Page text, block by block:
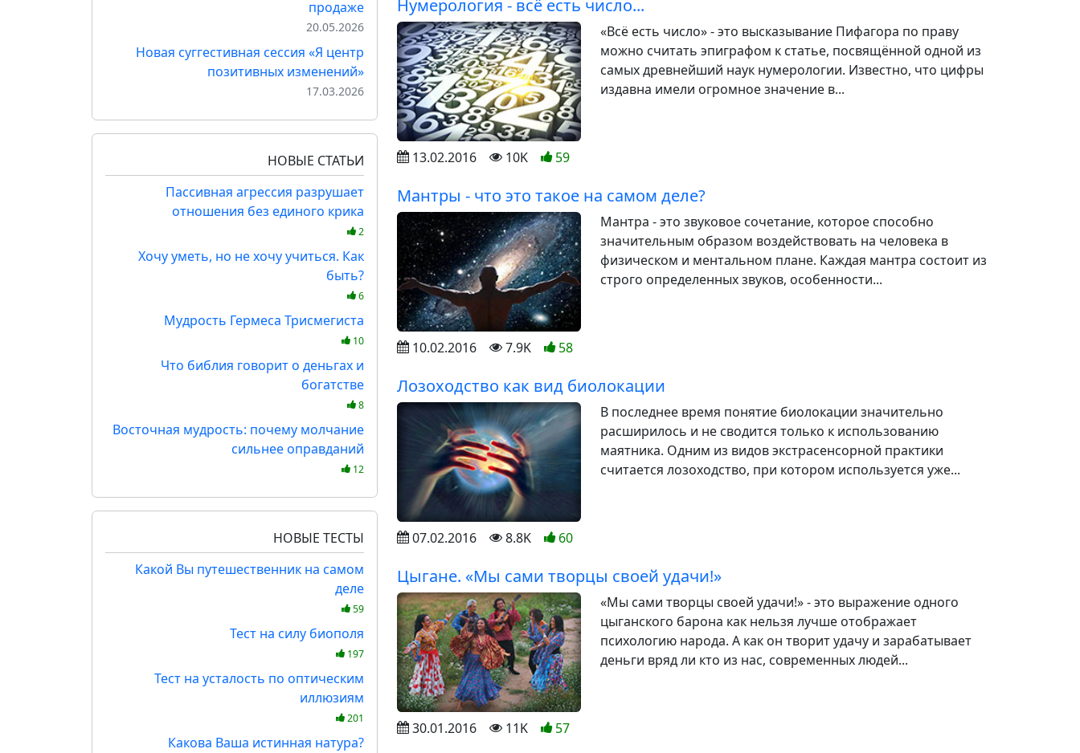
продаже
20.05.2026
Новая суггестивная сессия «Я центр
позитивных изменений»
17.03.2026
НОВЫЕ СТАТЬИ
Пассивная агрессия разрушает
отношения без единого крика
2
Хочу уметь, но не хочу учиться. Как
быть?
6
Мудрость Гермеса Трисмегиста
10
Что библия говорит о деньгах и
богатстве
8
Восточная мудрость: почему молчание
сильнее оправданий
12
НОВЫЕ ТЕСТЫ
Какой Вы путешественник на самом
деле
59
Тест на силу биополя
197
Тест на усталость по оптическим
иллюзиям
201
Какова Ваша истинная натура?
Нумерология - всё есть число...
«Всё есть число» - это высказывание Пифагора по праву
можно считать эпиграфом к статье, посвящённой одной из
самых древнейший наук нумерологии. Известно, что цифры
издавна имели огромное значение в...
13.02.2016 10K 59
Мантры - что это такое на самом деле?
Мантра - это звуковое сочетание, которое способно
значительным образом воздействовать на человека в
физическом и ментальном плане. Каждая мантра состоит из
строго определенных звуков, особенности...
10.02.2016 7.9K 58
Лозоходство как вид биолокации
В последнее время понятие биолокации значительно
расширилось и не сводится только к использованию
маятника. Одним из видов экстрасенсорной практики
считается лозоходство, при котором используется уже...
07.02.2016 8.8K 60
Цыгане. «Мы сами творцы своей удачи!»
«Мы сами творцы своей удачи!» - это выражение одного
цыганского барона как нельзя лучше отображает
психологию народа. А как он творит удачу и зарабатывает
деньги вряд ли кто из нас, современных людей...
30.01.2016 11K 57